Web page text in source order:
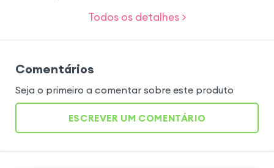
Todos os detalhes >
Comentários
Seja o primeiro a comentar sobre este produto
ESCREVER UM COMENTÁRIO